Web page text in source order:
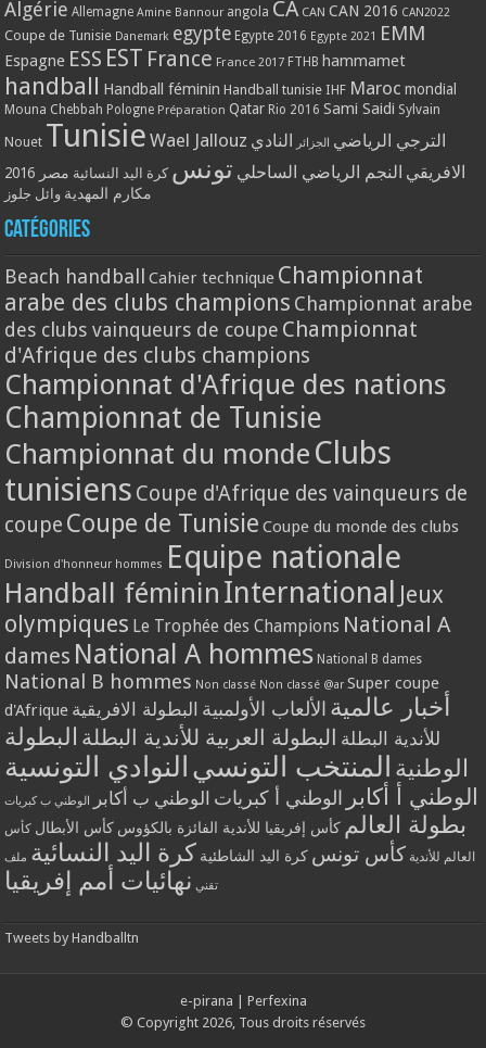
Algérie Allemagne Amine Bannour angola CA CAN CAN 2016 CAN2022
Coupe de Tunisie Danemark egypte Egypte 2016 Egypte 2021 EMM
Espagne ESS EST France France 2017 FTHB hammamet
handball Handball féminin Handball tunisie IHF Maroc mondial
Mouna Chebbah Pologne Préparation Qatar Rio 2016 Sami Saidi Sylvain
Nouet Tunisie Wael Jallouz الترجي الرياضي الجزائر النادي
الافريقي النجم الرياضي الساحلي تونس كرة اليد النسائية مصر 2016
مكارم المهدية وائل جلوز
Catégories
Beach handball Cahier technique Championnat
arabe des clubs champions Championnat arabe
des clubs vainqueurs de coupe Championnat
d'Afrique des clubs champions
Championnat d'Afrique des nations
Championnat de Tunisie
Championnat du monde Clubs
tunisiens Coupe d'Afrique des vainqueurs de
coupe Coupe de Tunisie Coupe du monde des clubs
Division d'honneur hommes Equipe nationale
Handball féminin International Jeux
olympiques Le Trophée des Champions National A
dames National A hommes National B dames
National B hommes Non classé Non classé @ar Super coupe
d'Afrique
أخبار عالمية الألعاب الأولمبية البطولة الافريقية
للأندية البطلة البطولة العربية للأندية البطلة البطولة
الوطنية المنتخب التونسي النوادي التونسية
الوطني أ أكابر الوطني أ كبريات الوطني ب أكابر الوطني ب كبريات
بطولة العالم كأس إفريقيا للأندية الفائزة بالكؤوس كأس الأبطال كأس
العالم للأندية كأس تونس كرة اليد الشاطئية كرة اليد النسائية ملف
تقني نهائيات أمم إفريقيا
Tweets by Handballtn
e-pirana
Perfexina
© Copyright 2026, Tous droits réservés